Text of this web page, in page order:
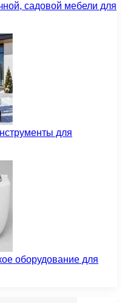
садовой мебели для
для
оборудование для